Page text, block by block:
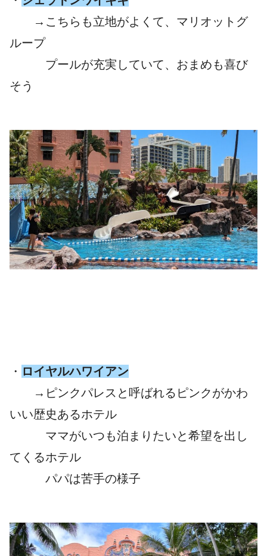
→こちらも立地がよくて、マリオットグ
ループ
プールが充実していて、おまめも喜び
そう
・ ロイヤルハワイアン
→ピンクパレスと呼ばれるピンクがかわ
いい歴史あるホテル
ママがいつも泊まりたいと希望を出し
てくるホテル
パパは苦手の様子